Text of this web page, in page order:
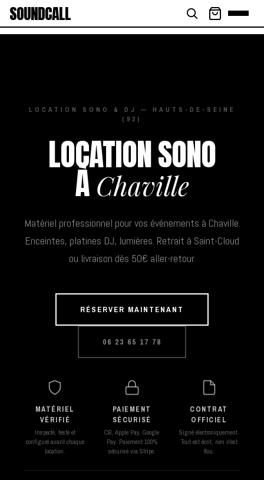
SOUNDCALL
LOCATION SONO & DJ — HAUTS-DE-SEINE
(92)
LOCATION SONO
ÀChaville
Matériel professionnel pour vos événements à Chaville.
Enceintes, platines DJ, lumières. Retrait à Saint-Cloud
ou livraison dès 50€ aller-retour.
RÉSERVER MAINTENANT
06 23 65 17 78
MATÉRIEL
VÉRIFIÉ
Inspecté, testé et
configuré avant chaque
location.
PAIEMENT
SÉCURISÉ
CB, Apple Pay, Google
Pay. Paiement 100%
sécurisé via Stripe.
CONTRAT
OFFICIEL
Signé électroniquement.
Tout est écrit, rien n'est
flou.